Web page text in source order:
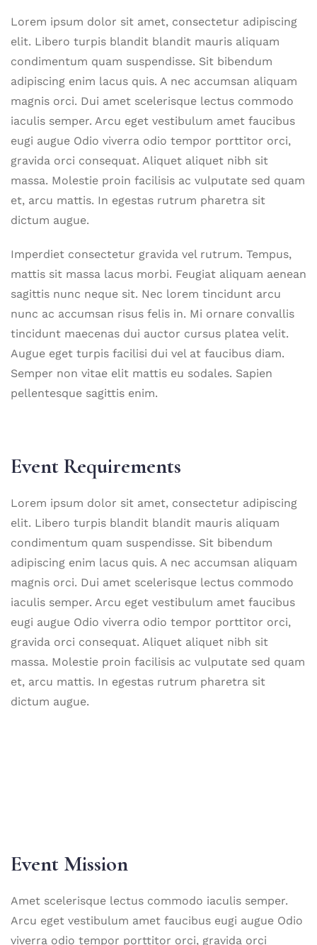
Lorem ipsum dolor sit amet, consectetur adipiscing
elit. Libero turpis blandit blandit mauris aliquam
condimentum quam suspendisse. Sit bibendum
adipiscing enim lacus quis. A nec accumsan aliquam
magnis orci. Dui amet scelerisque lectus commodo
iaculis semper. Arcu eget vestibulum amet faucibus
eugi augue Odio viverra odio tempor porttitor orci,
gravida orci consequat. Aliquet aliquet nibh sit
massa. Molestie proin facilisis ac vulputate sed quam
et, arcu mattis. In egestas rutrum pharetra sit
dictum augue.
Imperdiet consectetur gravida vel rutrum. Tempus,
mattis sit massa lacus morbi. Feugiat aliquam aenean
sagittis nunc neque sit. Nec lorem tincidunt arcu
nunc ac accumsan risus felis in. Mi ornare convallis
tincidunt maecenas dui auctor cursus platea velit.
Augue eget turpis facilisi dui vel at faucibus diam.
Semper non vitae elit mattis eu sodales. Sapien
pellentesque sagittis enim.
Event Requirements
Lorem ipsum dolor sit amet, consectetur adipiscing
elit. Libero turpis blandit blandit mauris aliquam
condimentum quam suspendisse. Sit bibendum
adipiscing enim lacus quis. A nec accumsan aliquam
magnis orci. Dui amet scelerisque lectus commodo
iaculis semper. Arcu eget vestibulum amet faucibus
eugi augue Odio viverra odio tempor porttitor orci,
gravida orci consequat. Aliquet aliquet nibh sit
massa. Molestie proin facilisis ac vulputate sed quam
et, arcu mattis. In egestas rutrum pharetra sit
dictum augue.
Event Mission
Amet scelerisque lectus commodo iaculis semper.
Arcu eget vestibulum amet faucibus eugi augue Odio
viverra odio tempor porttitor orci, gravida orci